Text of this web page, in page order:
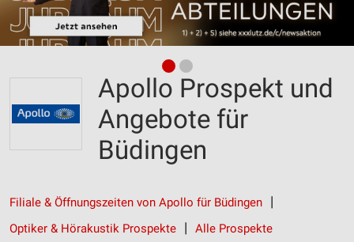
Apollo Prospekt und
Angebote für
Büdingen
Filiale & Öffnungszeiten von Apollo für Büdingen
Optiker & Hörakustik Prospekte
Alle Prospekte